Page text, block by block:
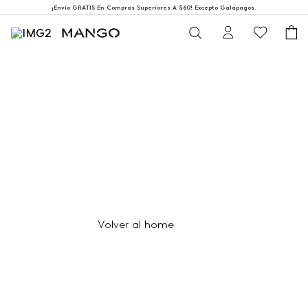
¡Envío GRATIS En Compras Superiores A $60! Excepto Galápagos.
Volver al home